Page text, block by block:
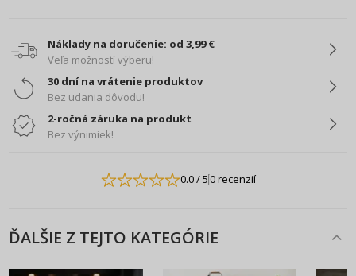
Náklady na doručenie: od 3,99 €
Veľa možností výberu!
30 dní na vrátenie produktov
Bez udania dôvodu!
2-ročná záruka na produkt
Bez výnimiek!
0.0/ 50 recenzií
ĎALŠIE Z TEJTO KATEGÓRIE